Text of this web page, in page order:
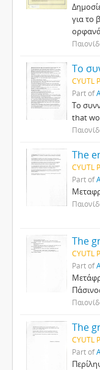
για το
CYUTL
Part of
Το
that
CYUTL
Part of
The
CYUTL
Part of
The
CYUTL
Part of